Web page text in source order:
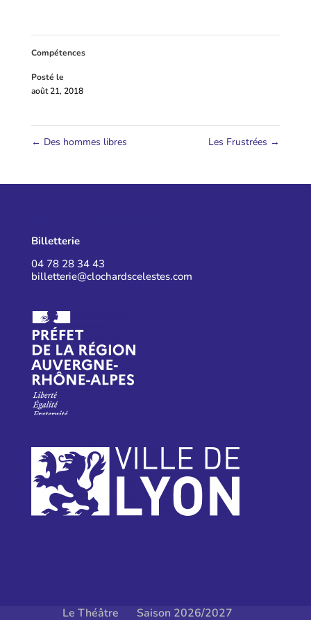
Compétences
Posté le
août 21, 2018
← Des hommes libres Les Frustrées →
Billetterie
04 78 28 34 43
billetterie@clochardscelestes.com
Le Théâtre Saison 2026/2027